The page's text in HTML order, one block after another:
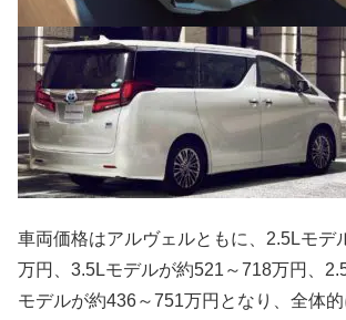
車両価格はアルヴェルともに、2.5Lモデ
万円、3.5Lモデルが約521～718万円、
モデルが約436～751万円となり、全体